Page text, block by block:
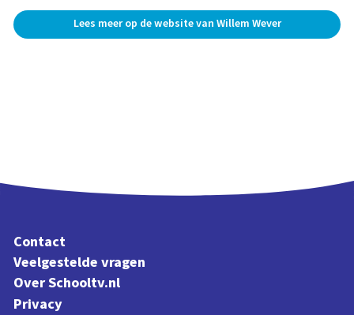
Lees meer op de website van Willem Wever
Contact
Veelgestelde vragen
Over Schooltv.nl
Privacy